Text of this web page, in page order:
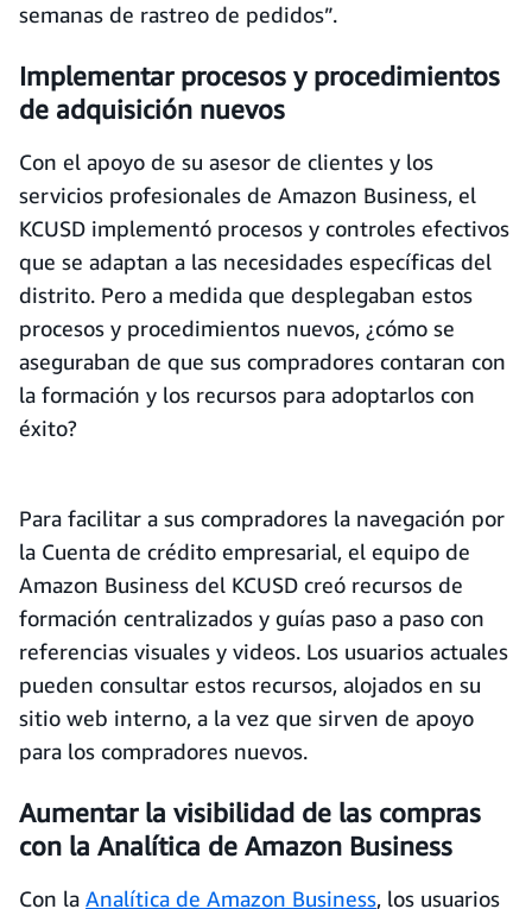
semanas de rastreo de pedidos”.
Implementar procesos y procedimientos
de adquisición nuevos
Con el apoyo de su asesor de clientes y los
servicios profesionales de Amazon Business, el
KCUSD implementó procesos y controles efectivos
que se adaptan a las necesidades específicas del
distrito. Pero a medida que desplegaban estos
procesos y procedimientos nuevos, ¿cómo se
aseguraban de que sus compradores contaran con
la formación y los recursos para adoptarlos con
éxito?
Para facilitar a sus compradores la navegación por
la Cuenta de crédito empresarial, el equipo de
Amazon Business del KCUSD creó recursos de
formación centralizados y guías paso a paso con
referencias visuales y videos. Los usuarios actuales
pueden consultar estos recursos, alojados en su
sitio web interno, a la vez que sirven de apoyo
para los compradores nuevos.
Aumentar la visibilidad de las compras
con la Analítica de Amazon Business
Con la Analítica de Amazon Business, los usuarios